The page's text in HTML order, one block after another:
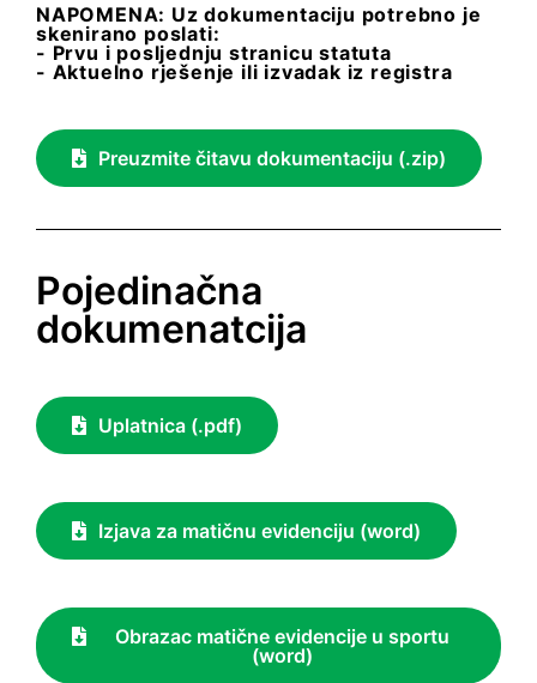
NAPOMENA: Uz dokumentaciju potrebno je
skenirano poslati:
- Prvu i posljednju stranicu statuta
- Aktuelno rješenje ili izvadak iz registra
Preuzmite čitavu dokumentaciju (.zip)
Pojedinačna
dokumenatcija
Uplatnica (.pdf)
Izjava za matičnu evidenciju (word)
Obrazac matične evidencije u sportu
(word)